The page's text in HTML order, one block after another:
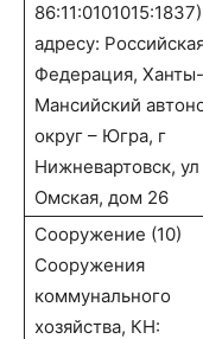
адресу:
Федерация, Ханты-
Мансийский
округ – Югра, г
Нижневартовск, ул
Омская, дом 26
Сооружение (10)
Сооружения
коммунального
хозяйства, КН: